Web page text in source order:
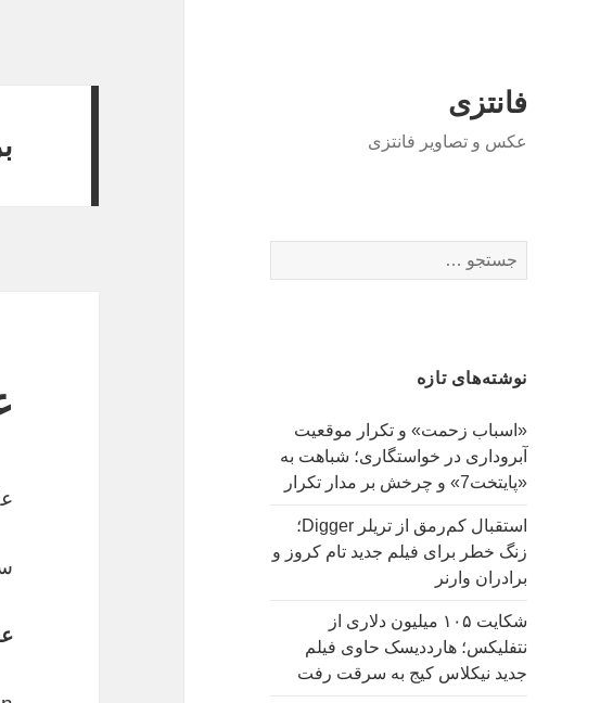
فانتزی
عکس و تصاویر فانتزی
س
ب
ا
ی
:
نوشته‌های تازه
«اسباب زحمت» و تکرار موقعیت
آبروداری در خواستگاری؛ شباهت به
«پایتخت7» و چرخش بر مدار تکرار
استقبال کم‌رمق از تریلر Digger؛
زنگ خطر برای فیلم جدید تام کروز و
برادران وارنر
شکایت ۱۰۵ میلیون دلاری از
نتفلیکس؛ هارددیسک حاوی فیلم
جدید نیکلاس کیج به سرقت رفت